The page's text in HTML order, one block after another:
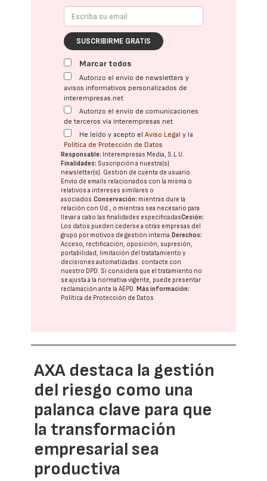
SUSCRIBIRME GRATIS
Marcar todos
Autorizo el envío de newsletters y
avisos informativos personalizados de
interempresas.net
Autorizo el envío de comunicaciones
de terceros vía interempresas.net
He leído y acepto elAviso Legal y la
Política de Protección de Datos
Responsable: Interempresas Media, S.L.U.
Finalidades: Suscripción a nuestra(s)
newsletter(s). Gestión de cuenta de usuario.
Envío de emails relacionados con la misma o
relativos a intereses similares o
asociados.Conservación: mientras dure la
relación con Ud., o mientras sea necesario para
llevar a cabo las finalidades especificadasCesión:
Los datos pueden cederse a otras empresas del
grupo por motivos de gestión interna. Derechos:
Acceso, rectificación, oposición, supresión,
portabilidad, limitación del tratatamiento y
decisiones automatizadas: contacte con
nuestro DPD. Si considera que el tratamiento no
se ajusta a la normativa vigente, puede presentar
reclamación ante laAEPD. Más información:
Política de Protección de Datos
AXA destaca la gestión
del riesgo como una
palanca clave para que
la transformación
empresarial sea
productiva